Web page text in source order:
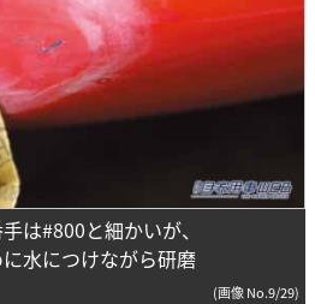
は#800と細かいが、
水につけながら研磨
(画像 No.9/29)